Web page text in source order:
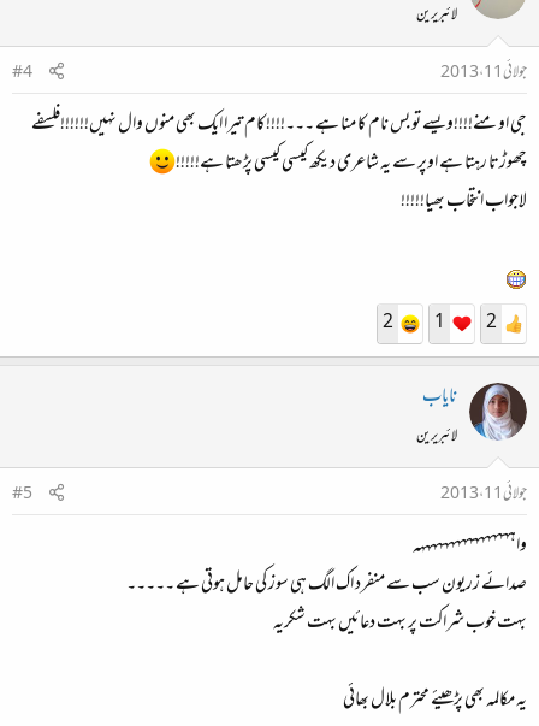
لائبریرین
جولائی 11، 2013
#4
جی او منے!!!!ویسے تو بس نام کا منا ہے ۔۔۔!!!!کام تیرا ایک بھی منوں وال نہیں!!!!!!فلسفے
چھوڑتا رہتا ہے اوپر سے یہ شاعری دیکھ کیسی کیسی پڑھتا ہے!!!!!
لاجواب انتخاب بھیا!!!!!
2
1
2
نایاب
لائبریرین
جولائی 11، 2013
#5
واہہہہہہہہہہہہہہہہہ
صدائے زریون سب سے منفرد اک الگ ہی سوز کی حامل ہوتی ہے ۔۔۔۔۔
بہت خوب شراکت پر بہت دعائیں بہت شکریہ
یہ مکالمہ بھی پڑھیئے محترم بلال بھائی